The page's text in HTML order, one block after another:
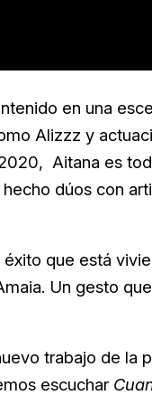
en una
Alizzz y
Aitana es
dúos con
que está
Un gesto
trabajo de la
escuchar